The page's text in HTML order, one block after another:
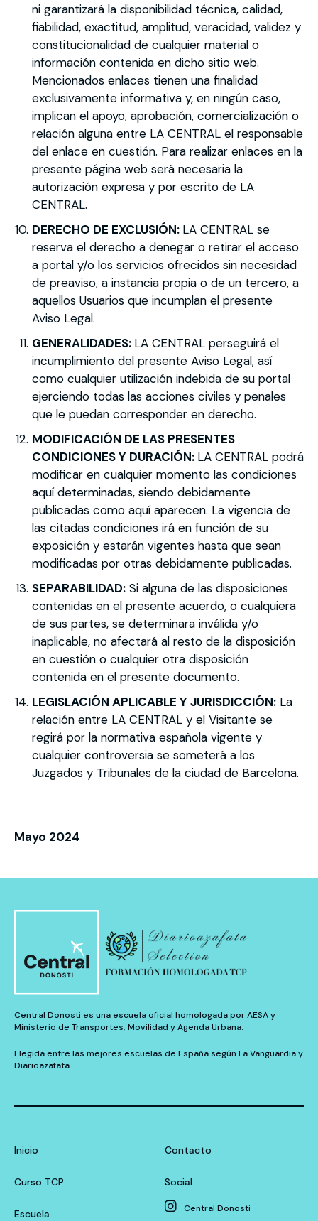
ni garantizará la disponibilidad técnica, calidad,
fiabilidad, exactitud, amplitud, veracidad, validez y
constitucionalidad de cualquier material o
información contenida en dicho sitio web.
Mencionados enlaces tienen una finalidad
exclusivamente informativa y, en ningún caso,
implican el apoyo, aprobación, comercialización o
relación alguna entre LA CENTRAL el responsable
del enlace en cuestión. Para realizar enlaces en la
presente página web será necesaria la
autorización expresa y por escrito de LA
CENTRAL.
DERECHO DE EXCLUSIÓN: LA CENTRAL se
reserva el derecho a denegar o retirar el acceso
a portal y/o los servicios ofrecidos sin necesidad
de preaviso, a instancia propia o de un tercero, a
aquellos Usuarios que incumplan el presente
Aviso Legal.
GENERALIDADES: LA CENTRAL perseguirá el
incumplimiento del presente Aviso Legal, así
como cualquier utilización indebida de su portal
ejerciendo todas las acciones civiles y penales
que le puedan corresponder en derecho.
MODIFICACIÓN DE LAS PRESENTES
CONDICIONES Y DURACIÓN: LA CENTRAL podrá
modificar en cualquier momento las condiciones
aquí determinadas, siendo debidamente
publicadas como aquí aparecen. La vigencia de
las citadas condiciones irá en función de su
exposición y estarán vigentes hasta que sean
modificadas por otras debidamente publicadas.
SEPARABILIDAD: Si alguna de las disposiciones
contenidas en el presente acuerdo, o cualquiera
de sus partes, se determinara inválida y/o
inaplicable, no afectará al resto de la disposición
en cuestión o cualquier otra disposición
contenida en el presente documento.
LEGISLACIÓN APLICABLE Y JURISDICCIÓN: La
relación entre LA CENTRAL y el Visitante se
regirá por la normativa española vigente y
cualquier controversia se someterá a los
Juzgados y Tribunales de la ciudad de Barcelona.
Mayo 2024
Central Donosti es una escuela oficial homologada por AESA y
Ministerio de Transportes, Movilidad y Agenda Urbana.
Elegida entre las mejores escuelas de España según La Vanguardia y
Diarioazafata.
Inicio
Curso TCP
Escuela
Contacto
Social
Central Donosti